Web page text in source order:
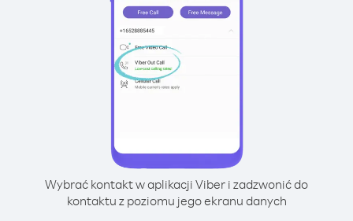
Wybrać kontakt w aplikacji Viber i zadzwonić do
kontaktu z poziomu jego ekranu danych